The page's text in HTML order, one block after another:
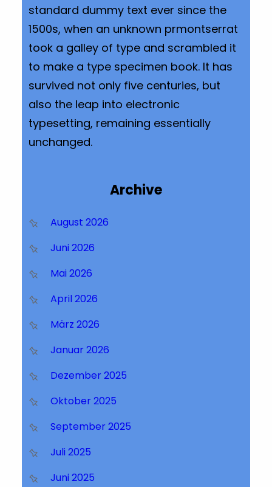
standard dummy text ever since the
1500s, when an unknown prmontserrat
took a galley of type and scrambled it
to make a type specimen book. It has
survived not only five centuries, but
also the leap into electronic
typesetting, remaining essentially
unchanged.
Archive
August 2026
Juni 2026
Mai 2026
April 2026
März 2026
Januar 2026
Dezember 2025
Oktober 2025
September 2025
Juli 2025
Juni 2025